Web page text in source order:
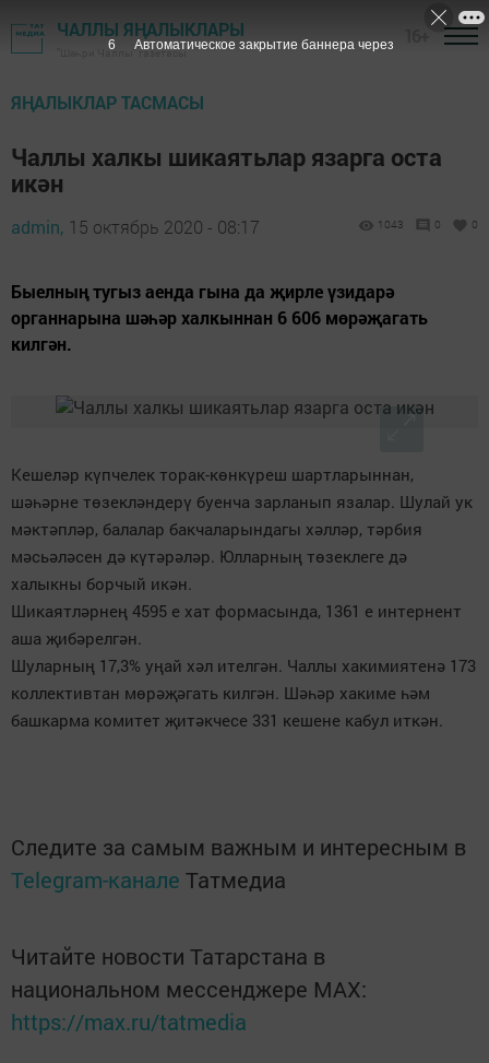
ЧАЛЛЫ ЯҢАЛЫКЛАРЫ
"Шәһри Чаллы" газетасы
ЯҢАЛЫКЛАР ТАСМАСЫ
Чаллы халкы шикаятьлар язарга оста
икән
admin, 15 октябрь 2020 - 08:17 1043 0 0
Быелның тугыз аенда гына да җирле үзидарә
органнарына шәһәр халкыннан 6 606 мөрәҗагать
килгән.
Кешеләр күпчелек торак-көнкүреш шартларыннан,
шәһәрне төзекләндерү буенча зарланып язалар. Шулай ук
мәктәпләр, балалар бакчаларындагы хәлләр, тәрбия
мәсьәләсен дә күтәрәләр. Юлларның төзеклеге дә
халыкны борчый икән.
Шикаятләрнең 4595 е хат формасында, 1361 е интернент
аша җибәрелгән.
Шуларның 17,3% уңай хәл ителгән. Чаллы хакимиятенә 173
коллективтан мөрәҗәгать килгән. Шәһәр хакиме һәм
башкарма комитет җитәкчесе 331 кешене кабул иткән.
Следите за самым важным и интересным в
Telegram-канале Татмедиа
Читайте новости Татарстана в
национальном мессенджере MАХ:
https://max.ru/tatmedia
5 Автоматическое закрытие баннера через